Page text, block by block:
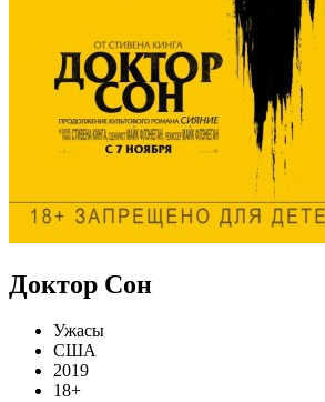
Доктор Сон
Ужасы
США
2019
18+